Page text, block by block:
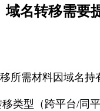
域名转移需要
所需材料因域名持
类型（跨平台/同